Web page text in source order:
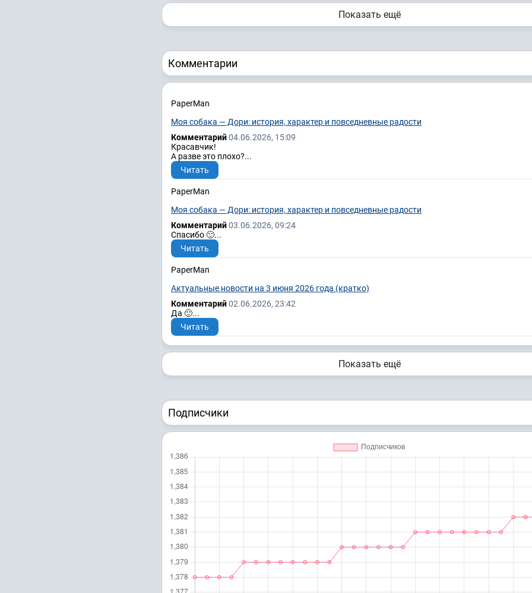
Показать ещё
Комментарии
PaperMan
Моя собака — Дори: история, характер и повседневные радости
Комментарий04.06.2026, 15:09
Красавчик!
А разве это плохо?...
Читать
PaperMan
Моя собака — Дори: история, характер и повседневные радости
Комментарий03.06.2026, 09:24
Спасибо 🙂...
Читать
PaperMan
Актуальные новости на 3 июня 2026 года (кратко)
Комментарий02.06.2026, 23:42
Да 🙂...
Читать
Показать ещё
Подписчики